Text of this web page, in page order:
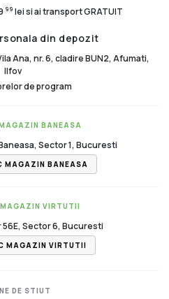
99 lei si ai transport GRATUIT
din depozit
Ana, nr. 6, cladire BUN2, Afumati,
Ilfov
de program
BANEASA
Sector 1, Bucuresti
MAGAZIN BANEASA
VIRTUTII
Sector 6, Bucuresti
MAGAZIN VIRTUTII
DE STIUT